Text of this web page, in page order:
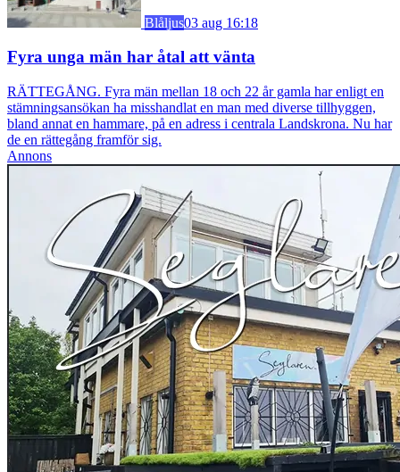
Blåljus03 aug 16:18
Fyra unga män har åtal att vänta
RÄTTEGÅNG. Fyra män mellan 18 och 22 år gamla har enligt en
stämningsansökan ha misshandlat en man med diverse tillhyggen,
bland annat en hammare, på en adress i centrala Landskrona. Nu har
de en rättegång framför sig.
Annons